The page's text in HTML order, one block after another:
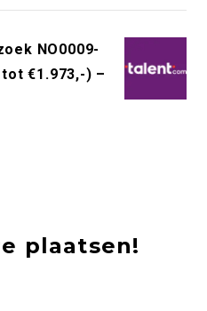
NO0009-
€1.973,-) –
plaatsen!